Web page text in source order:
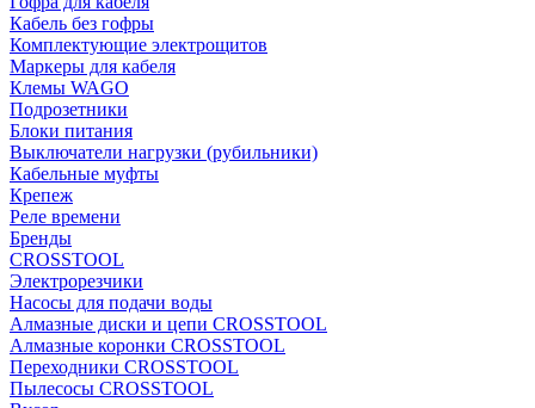
Кабель без гофры
Комплектующие электрощитов
Маркеры для кабеля
Клемы WAGO
Подрозетники
Блоки питания
Выключатели нагрузки (рубильники)
Кабельные муфты
Крепеж
Реле времени
Бренды
CROSSTOOL
Электрорезчики
Насосы для подачи воды
Алмазные диски и цепи CROSSTOOL
Алмазные коронки CROSSTOOL
Переходники CROSSTOOL
Пылесосы CROSSTOOL